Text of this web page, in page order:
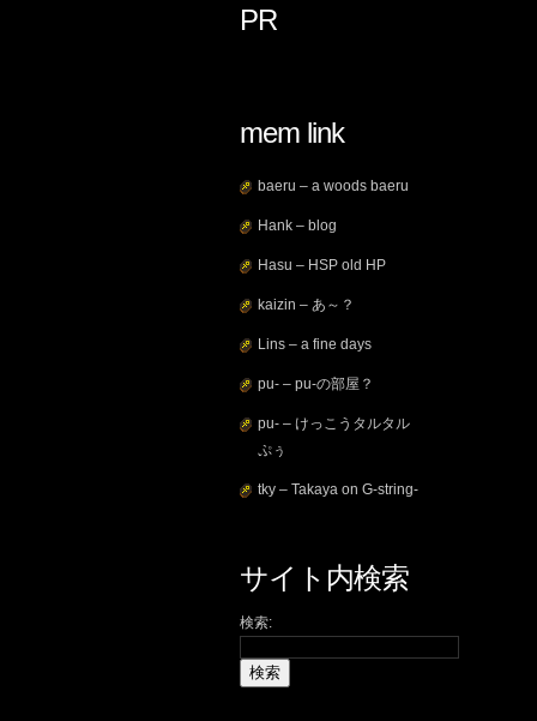
PR
mem link
baeru – a woods baeru
Hank – blog
Hasu – HSP old HP
kaizin – あ～？
Lins – a fine days
pu- – pu-の部屋？
pu- – けっこうタルタル
ぷぅ
tky – Takaya on G-string-
サイト内検索
検索: